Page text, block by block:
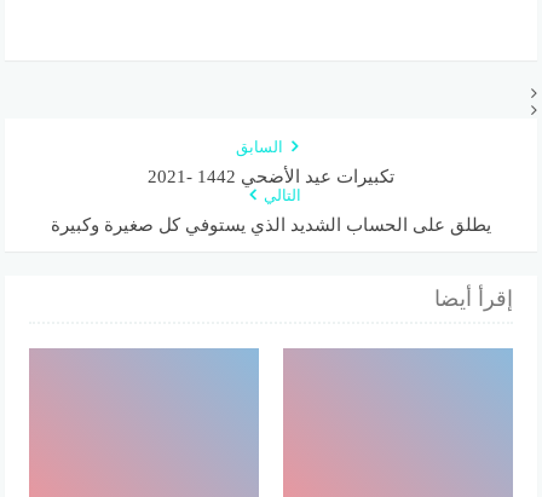
السابق
تكبيرات عيد الأضحي 1442 -2021
التالي
يطلق على الحساب الشديد الذي يستوفي كل صغيرة وكبيرة
إقرأ أيضا